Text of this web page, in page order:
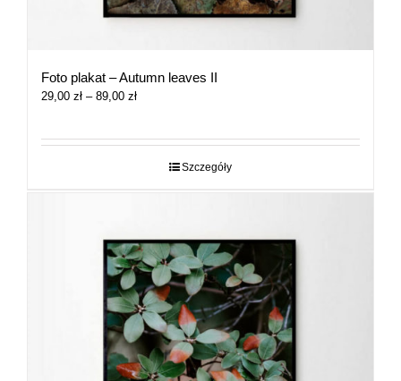
Foto plakat – Autumn leaves II
29,00 zł – 89,00 złZakres
29,00 zł
Szczegóły